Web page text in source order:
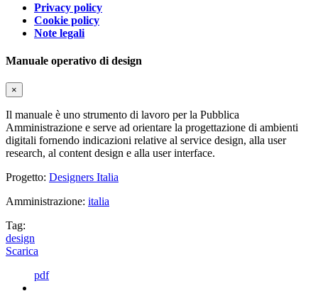
Privacy policy
Cookie policy
Note legali
Manuale operativo di design
×
Il manuale è uno strumento di lavoro per la Pubblica
Amministrazione e serve ad orientare la progettazione di ambienti
digitali fornendo indicazioni relative al service design, alla user
research, al content design e alla user interface.
Progetto: Designers Italia
Amministrazione: italia
Tag:
design
Scarica
pdf